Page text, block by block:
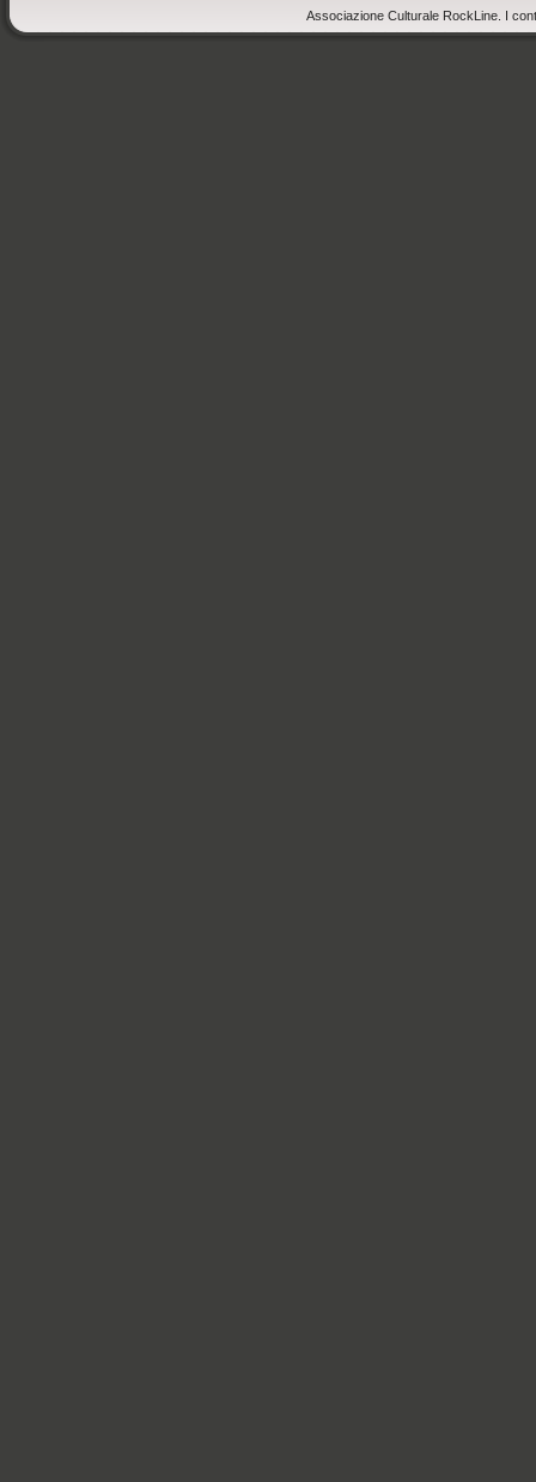
Associazione Culturale RockLine. I